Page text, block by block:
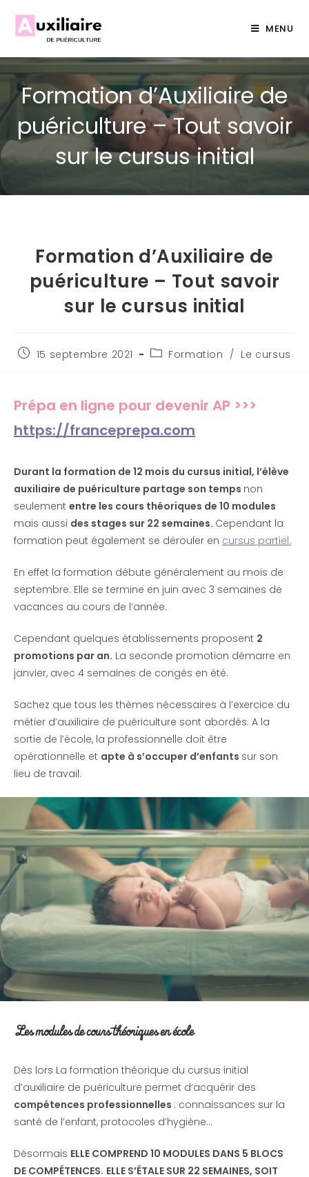
MENU
Formation d’Auxiliaire de
puériculture – Tout savoir
sur le cursus initial
Formation d’Auxiliaire de
puériculture – Tout savoir
sur le cursus initial
15 septembre 2021 Formation / Le cursus
Prépa en ligne pour devenir AP >>>
https://franceprepa.com
Durant la formation de 12 mois du cursus initial, l’élève
auxiliaire de puériculture partage son temps non
seulement entre les cours théoriques de 10 modules
mais aussi des stages sur 22 semaines. Cependant la
formation peut également se dérouler en cursus partiel.
En effet la formation débute généralement au mois de
septembre. Elle se termine en juin avec 3 semaines de
vacances au cours de l’année.
Cependant quelques établissements proposent 2
promotions par an. La seconde promotion démarre en
janvier, avec 4 semaines de congés en été.
Sachez que tous les thèmes nécessaires à l’exercice du
métier d’auxiliaire de puériculture sont abordés. A la
sortie de l’école, la professionnelle doit être
opérationnelle et apte à s’occuper d’enfants sur son
lieu de travail.
Les modules de cours théoriques en école
Dès lors La formation théorique du cursus initial
d’auxiliaire de puériculture permet d’acquérir des
compétences professionnelles : connaissances sur la
santé de l’enfant, protocoles d’hygiène…
Désormais ELLE COMPREND 10 MODULES DANS 5 BLOCS
DE COMPÉTENCES. ELLE S’ÉTALE SUR 22 SEMAINES, SOIT